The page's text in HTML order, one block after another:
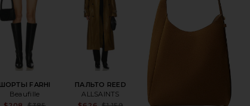
ШОРТЫ FARHI
Beaufille
ПАЛЬТО REED
ALLSAINTS